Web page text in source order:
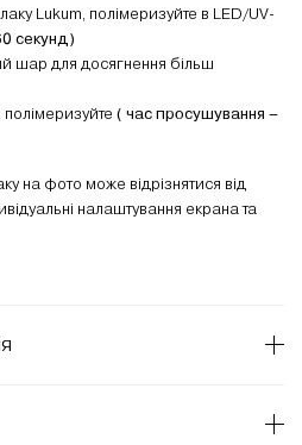
Lukum, полімеризуйте в LED/UV-
секунд)
шар для досягнення більш
( час просушування –
на фото може відрізнятися від
налаштування екрана та